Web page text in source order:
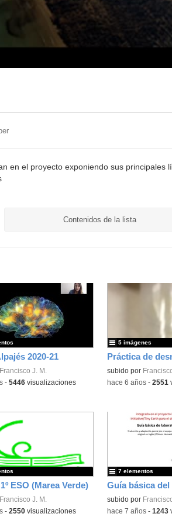
en el proyecto exponiendo sus
Contenidos de la lista
2020-21
Francisco J. M.
- 5446visualizaciones
Contenido
subido por
5 imágenes
-hace 6 años- 2551
ESO (Marea Verde)
Francisco J. M.
- 2550visualizaciones
Guía básica
subido por
7 elementos
-hace 7 años- 1243